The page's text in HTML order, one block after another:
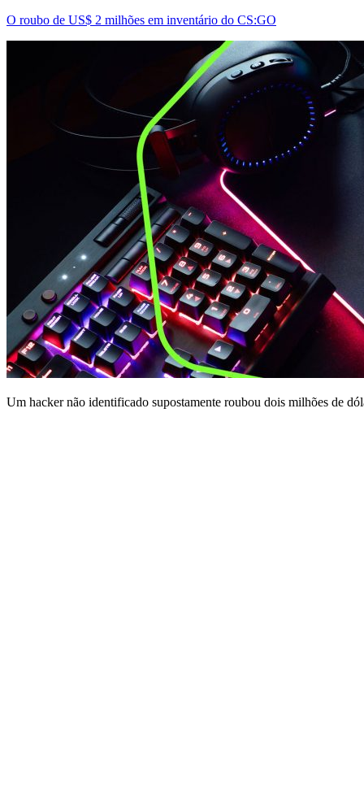
O roubo de US$ 2 milhões em inventário do CS:GO
Um hacker não identificado supostamente roubou dois milhões de